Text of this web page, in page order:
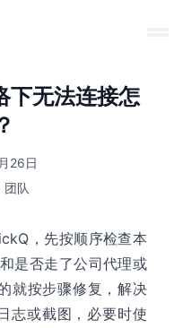
下无法连接怎
26日
团队
，先按顺序检查本
是否走了公司代理或
就按步骤修复，解决
志或截图，必要时使